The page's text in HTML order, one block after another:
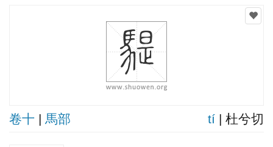
卷十 | 馬部 tí | 杜兮切